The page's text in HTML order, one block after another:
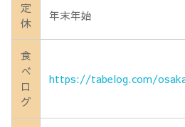
定
休
年末年始
食
べ
ロ
グ
https://tabelog.com/